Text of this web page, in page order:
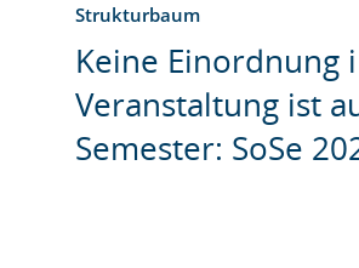
Strukturbaum
Keine Einordnung
Veranstaltung ist
Semester: SoSe